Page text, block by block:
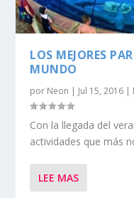
LOS MEJORES
MUNDO
por Neon | Jul 15, 2016 |
Con la llegada del
actividades que más
LEE MAS